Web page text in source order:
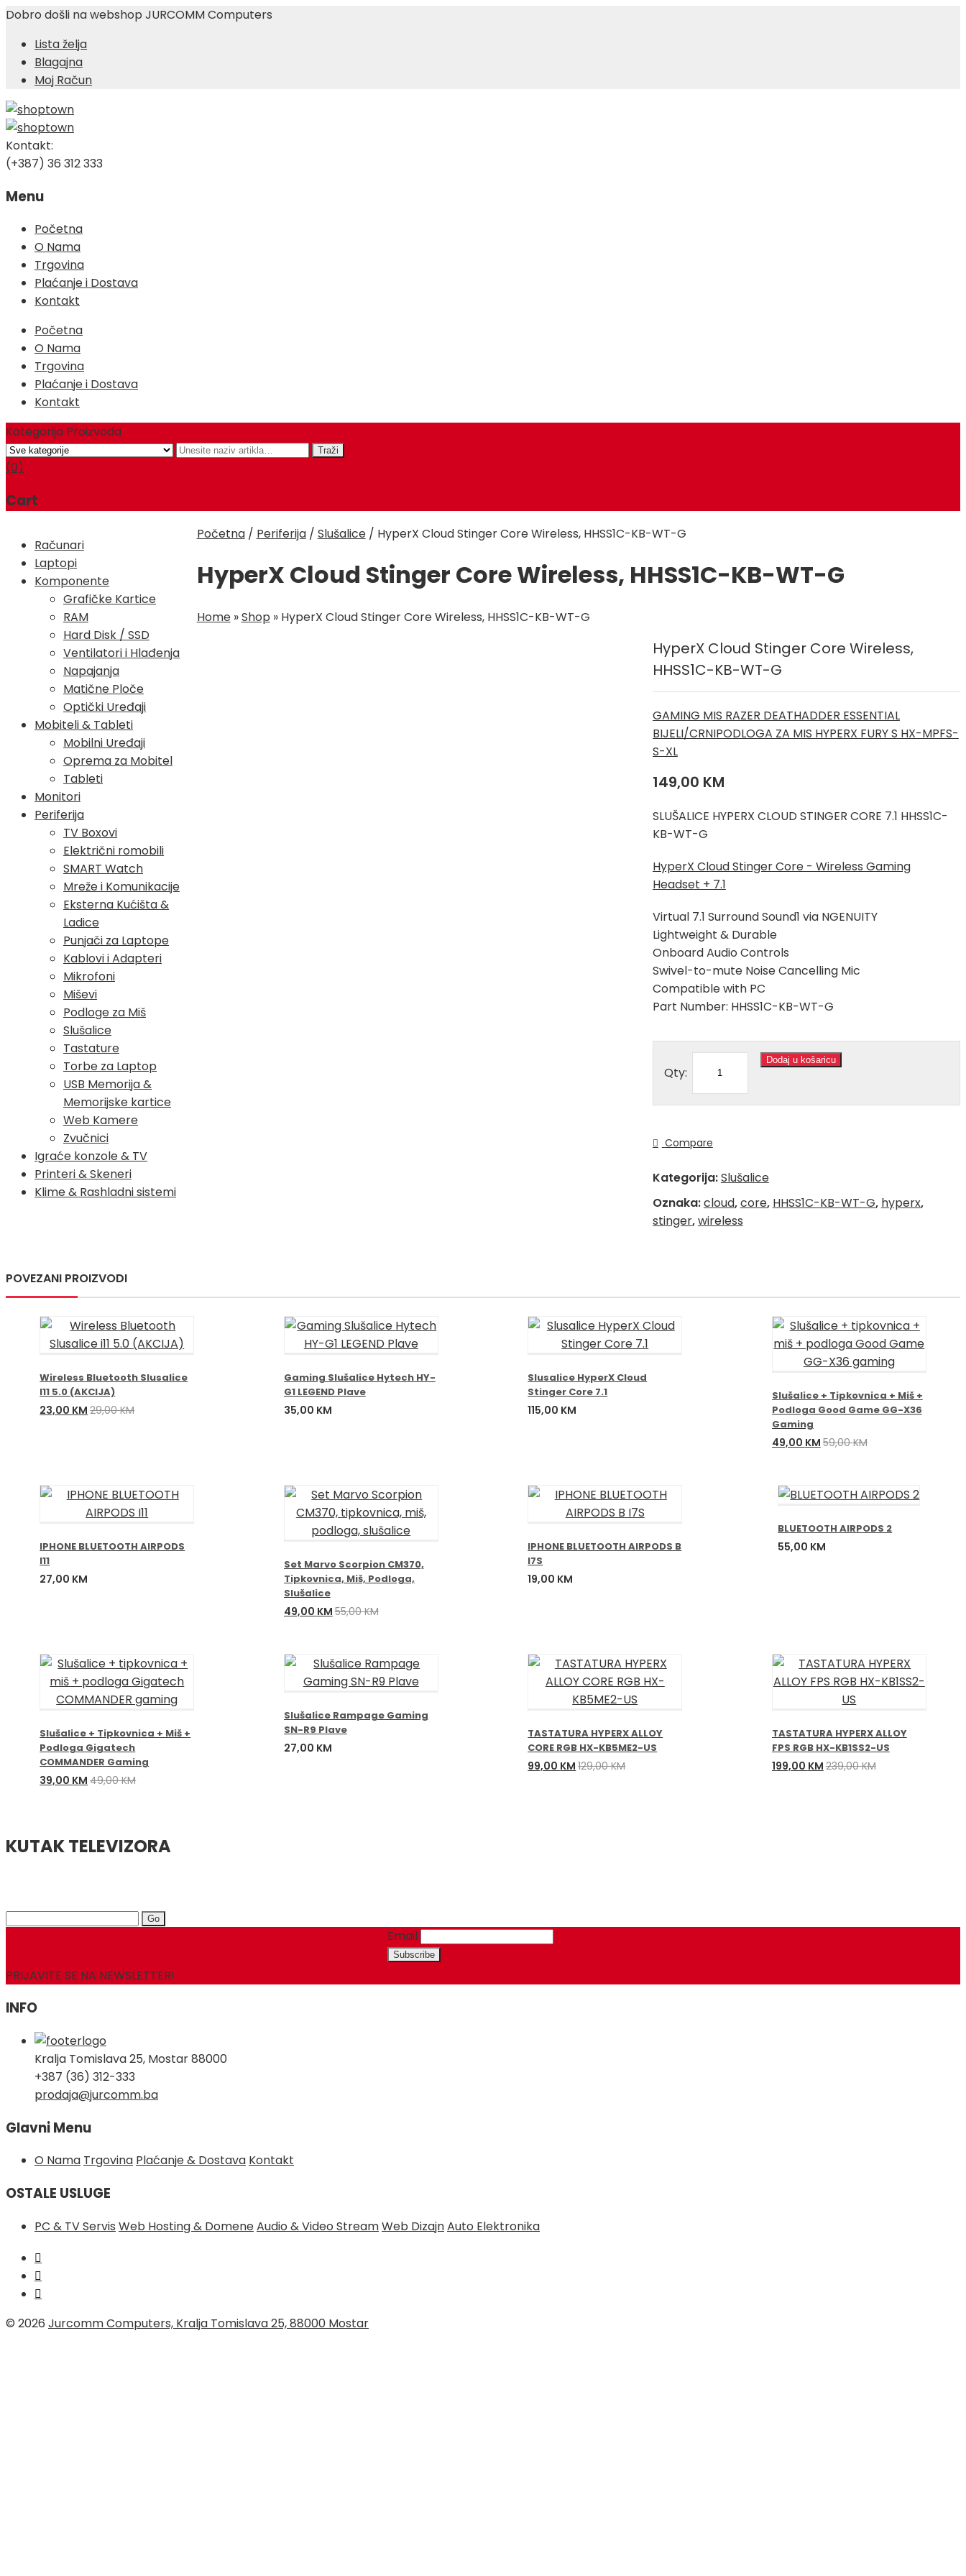
Dobro došli na webshop JURCOMM Computers
Lista želja
Blagajna
Moj Račun
Kontakt:
(+387) 36 312 333
Menu
Skip
content
Početna
O Nama
Trgovina
Plaćanje i Dostava
Kontakt
Početna
O Nama
Trgovina
Plaćanje i Dostava
Kontakt
Kategorija Proizvoda
(0)
Cart
Računari
Laptopi
Komponente
Grafičke Kartice
RAM
Hard Disk / SSD
Ventilatori i Hlađenja
Napajanja
Matične Ploče
Optički Uređaji
Mobiteli & Tableti
Mobilni Uređaji
Oprema za Mobitel
Tableti
Monitori
Periferija
TV Boxovi
Električni romobili
SMART Watch
Mreže i Komunikacije
Eksterna Kućišta &
Ladice
Punjači za Laptope
Kablovi i Adapteri
Mikrofoni
Miševi
Podloge za Miš
Slušalice
Tastature
Torbe za Laptop
USB Memorija &
Memorijske kartice
Web Kamere
Zvučnici
Igraće konzole & TV
Printeri & Skeneri
Klime & Rashladni sistemi
Početna/ Periferija/ Slušalice/ HyperX Cloud Stinger Core Wireless, HHSS1C-KB-WT-G
HyperX Cloud Stinger Core Wireless, HHSS1C-KB-WT-G
Home»Shop » HyperX Cloud Stinger Core Wireless, HHSS1C-KB-WT-G
HyperX Cloud Stinger Core Wireless,
HHSS1C-KB-WT-G
GAMING MIS RAZER DEATHADDER ESSENTIAL
BIJELI/CRNIPODLOGA ZA MIS HYPERX FURY S HX-MPFS-
S-XL
149,00 KM
SLUŠALICE HYPERX CLOUD STINGER CORE 7.1 HHSS1C-
KB-WT-G
HyperX Cloud Stinger Core - Wireless Gaming
Headset + 7.1
Virtual 7.1 Surround Sound1 via NGENUITY
Lightweight & Durable
Onboard Audio Controls
Swivel-to-mute Noise Cancelling Mic
Compatible with PC
Part Number: HHSS1C-KB-WT-G
Qty:
Dodaj u košaricu
Compare
Kategorija:Slušalice
Oznaka:cloud,core, HHSS1C-KB-WT-G, hyperx,
stinger,wireless
POVEZANI PROIZVODI
Wireless Bluetooth Slusalice
I11 5.0 (AKCIJA)
29,00KM
Izvorna
23,00 KM Trenutna
Gaming Slušalice Hytech HY-
G1 LEGEND Plave
35,00 KM
Slusalice HyperX Cloud
Stinger Core 7.1
115,00 KM
Slušalice + Tipkovnica + Miš +
Podloga Good Game GG-X36
Gaming
59,00KM
Izvorna
je:
59,00 KM.
49,00 KMTrenutna
IPHONE BLUETOOTH AIRPODS
I11
27,00 KM
Set Marvo Scorpion CM370,
Tipkovnica, Miš, Podloga,
Slušalice
55,00KM
Izvorna
je:
55,00 KM.
49,00 KMTrenutna
49,00 KM.
IPHONE BLUETOOTH AIRPODS B
I7S
19,00 KM
BLUETOOTH AIRPODS 2
55,00 KM
Slušalice + Tipkovnica + Miš +
Podloga Gigatech
COMMANDER Gaming
49,00KM
Izvorna
49,00 KM.
39,00 KM Trenutna
Slušalice Rampage Gaming
SN-R9 Plave
27,00 KM
TASTATURA HYPERX ALLOY
CORE RGB HX-KB5ME2-US
129,00KM
Izvorna
99,00 KM Trenutna
TASTATURA HYPERX ALLOY
FPS RGB HX-KB1SS2-US
239,00KM
Izvorna
199,00 KMTrenutna
KUTAK TELEVIZORA
Search
PRIJAVITE SE NA NEWSLETTER!
Email
INFO
Kralja Tomislava 25, Mostar 88000
+387 (36) 312-333
prodaja@jurcomm.ba
Glavni Menu
O Nama Trgovina Plaćanje & Dostava Kontakt
OSTALE USLUGE
PC & TV Servis Web Hosting & DomeneAudio & Video StreamWeb DizajnAuto Elektronika
© 2026 Jurcomm Computers, Kralja Tomislava 25, 88000 Mostar